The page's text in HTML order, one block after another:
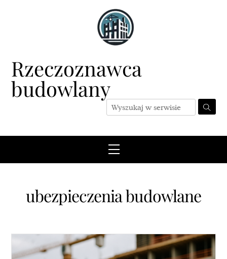
Rzeczoznawca
budowlany
Menu
ubezpieczenia budowlane